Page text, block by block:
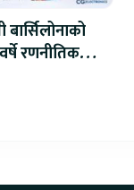
रणनीतिक